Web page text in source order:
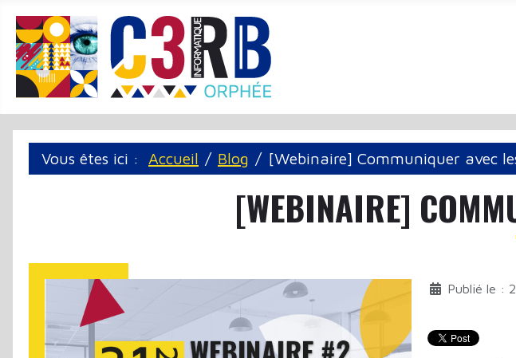
Vous êtes ici : Accueil Blog [Webinaire] Communiquer avec
[WEBINAIRE]
Publié le :